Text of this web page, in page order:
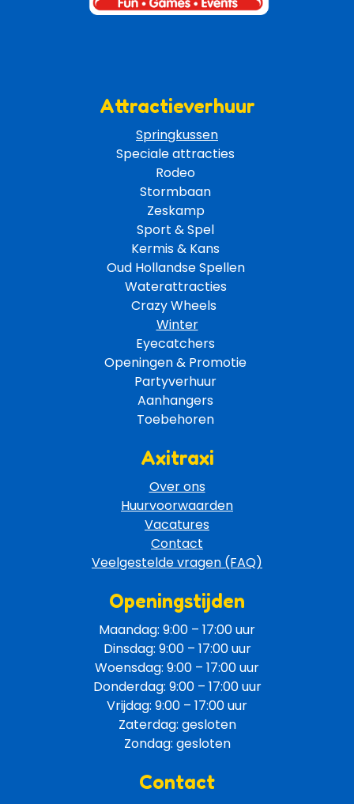
Attractieverhuur
Springkussen
Speciale attracties
Rodeo
Stormbaan
Zeskamp
Sport & Spel
Kermis & Kans
Oud Hollandse Spellen
Waterattracties
Crazy Wheels
Winter
Eyecatchers
Openingen & Promotie
Partyverhuur
Aanhangers
Toebehoren
Axitraxi
Over ons
Huurvoorwaarden
Vacatures
Contact
Veelgestelde vragen (FAQ)
Openingstijden
Maandag: 9:00 – 17:00 uur
Dinsdag: 9:00 – 17:00 uur
Woensdag: 9:00 – 17:00 uur
Donderdag: 9:00 – 17:00 uur
Vrijdag: 9:00 – 17:00 uur
Zaterdag: gesloten
Zondag: gesloten
Contact